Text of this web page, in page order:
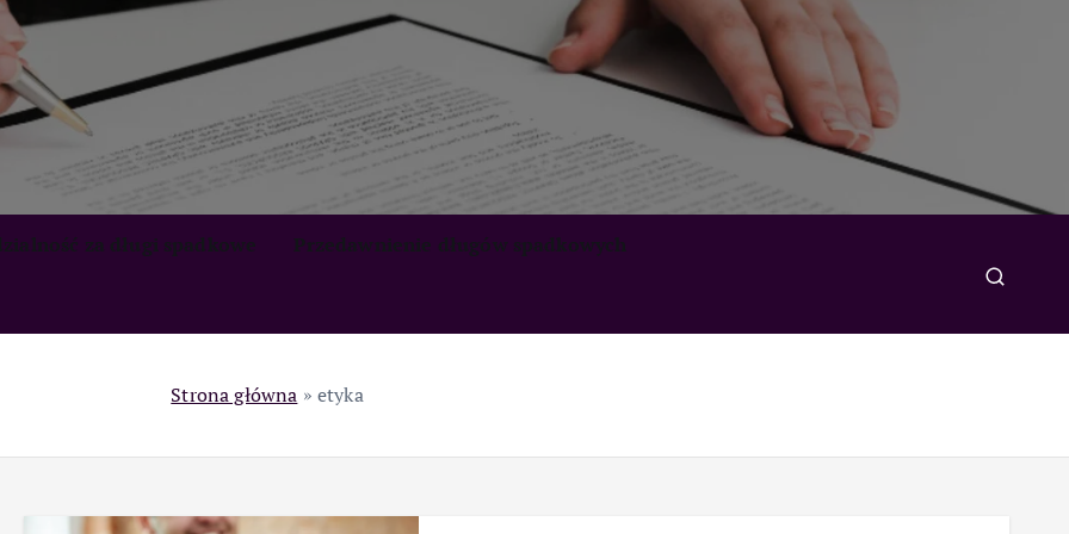
Strona główna » etyka